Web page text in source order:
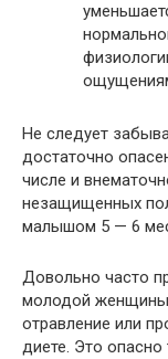
Не следует
достаточно
числе и
незащищенных
малышом 5 — 6
Довольно часто
молодой женщины
отравление или
диете. Это